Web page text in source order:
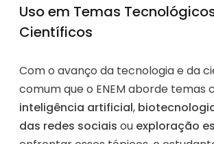
Uso em Temas
Científicos
Com o avanço da tecnologia e da
comum que o ENEM aborde temas
inteligência artificial,
das redes sociais ou exploração